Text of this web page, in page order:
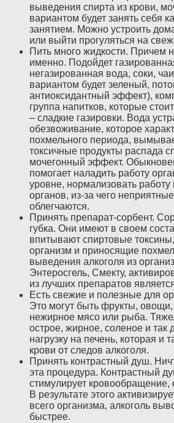
выведения спирта из крови,
вариантом будет занять себя
занятием. Можно устроить
или выйти прогуляться на
Пить много жидкости. Причем
именно. Подойдет
негазированная вода, соки,
вариантом будет зеленый,
антиоксидантный эффект),
группа напитков, которые
– сладкие газировки. Вода
обезвоживание, которое
похмельного периода,
токсичные продукты распада
мочегонный эффект.
помогает наладить работу
уровне, нормализовать работу
органов, из-за чего
облегчаются.
Принять препарат-сорбент.
губка. Они имеют в своем
впитывают спиртовые
организм и приносящие
выведения алкоголя из
Энтеросгель, Смекту,
из лучших препаратов
Есть свежие и полезные для
Это могут быть фрукты,
нежирное мясо или рыба.
острое, жирное, соленое и так
нагрузку на печень, которая и
крови от следов алкоголя.
Принять контрастный душ.
эта процедура. Контрастный
стимулирует
В результате этого
всего организма, алкоголь
быстрее.